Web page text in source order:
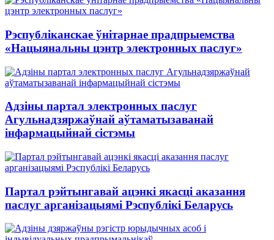
Рэспубліканскае ўнітарнае прадпрыемства
«Нацыянальны цэнтр электронных паслуг»
Адзіны партал электронных паслуг
Агульнадзяржаўнай аўтаматызаванай
інфармацыйнай сістэмы
Партал рэйтынгавай ацэнкі якасці аказання
паслуг арганізацыямі Рэспублікі Беларусь